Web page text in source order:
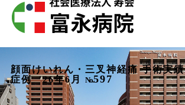
顔面けいれん・三叉神経痛 手術実績
症例 '26年6月
No.597